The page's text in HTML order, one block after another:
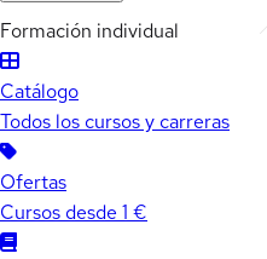
Formación individual
Catálogo
Todos los cursos y carreras
Ofertas
Cursos desde 1 €